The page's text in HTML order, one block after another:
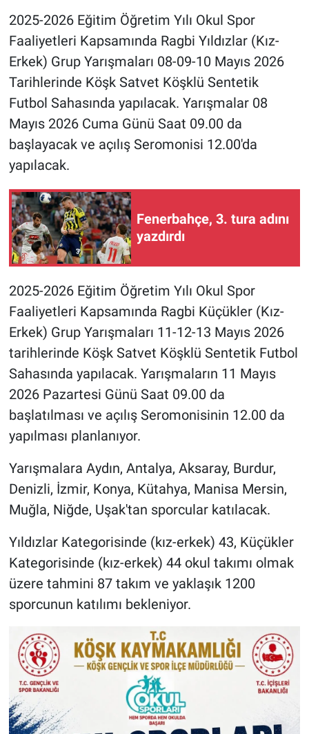
2025-2026 Eğitim Öğretim Yılı Okul Spor
Faaliyetleri Kapsamında Ragbi Yıldızlar (Kız-
Erkek) Grup Yarışmaları 08-09-10 Mayıs 2026
Tarihlerinde Köşk Satvet Köşklü Sentetik
Futbol Sahasında yapılacak. Yarışmalar 08
Mayıs 2026 Cuma Günü Saat 09.00 da
başlayacak ve açılış Seromonisi 12.00'da
yapılacak.
Fenerbahçe, 3. tura adını
yazdırdı
2025-2026 Eğitim Öğretim Yılı Okul Spor
Faaliyetleri Kapsamında Ragbi Küçükler (Kız-
Erkek) Grup Yarışmaları 11-12-13 Mayıs 2026
tarihlerinde Köşk Satvet Köşklü Sentetik Futbol
Sahasında yapılacak. Yarışmaların 11 Mayıs
2026 Pazartesi Günü Saat 09.00 da
başlatılması ve açılış Seromonisinin 12.00 da
yapılması planlanıyor.
Yarışmalara Aydın, Antalya, Aksaray, Burdur,
Denizli, İzmir, Konya, Kütahya, Manisa Mersin,
Muğla, Niğde, Uşak'tan sporcular katılacak.
Yıldızlar Kategorisinde (kız-erkek) 43, Küçükler
Kategorisinde (kız-erkek) 44 okul takımı olmak
üzere tahmini 87 takım ve yaklaşık 1200
sporcunun katılımı bekleniyor.